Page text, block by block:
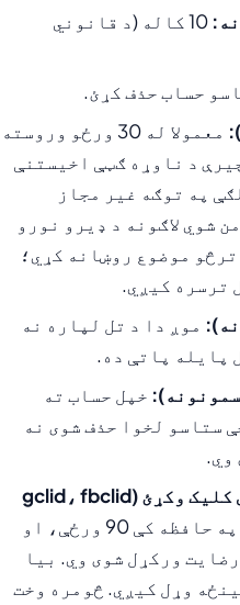
10 کاله (د قانوني
حساب حذف کړئ.
معمولا له 30 ورځو وروسته
د ناوړه ګټې اخیستنې
په توګه غیر مجاز
شوي لاګونه د ډیرو نورو
ترڅو موضوع روښانه کړي؛
ترسره کیږي.
موږ دا د تل لپاره نه
پایله پاتې ده.
خپل حساب ته
ستاسو لخوا حذف شوی نه
وي.
د اعلاناتو څخه پیژندونکي کلیک وکړئ (gclid، fbclid
ستاسو د براوزر په حافظه کې 90 ورځې، او
ورکړل شوی وي. بیا
وړل کیږي. څومره وخت